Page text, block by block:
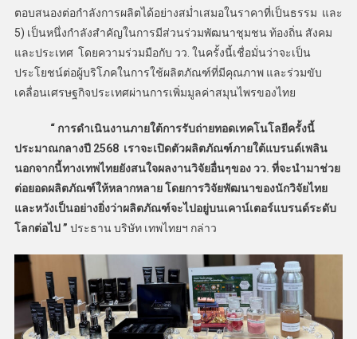
ตอบสนองต่อกำลังการผลิตได้อย่างสม่ำเสมอในราคาที่เป็นธรรม และ
5) เป็นหนึ่งกำลังสำคัญในการมีส่วนร่วมพัฒนาชุมชน ท้องถิ่น สังคม
และประเทศ โดยความร่วมมือกับ วว. ในครั้งนี้เชื่อมั่นว่าจะเป็น
ประโยชน์ต่อผู้บริโภคในการใช้ผลิตภัณฑ์ที่มีคุณภาพ และร่วมขับ
เคลื่อนเศรษฐกิจประเทศผ่านการเพิ่มมูลค่าสมุนไพรของไทย
“ การดำเนินงานภายใต้การรับถ่ายทอดเทคโนโลยีครั้งนี้
ประมาณกลางปี 2568 เราจะเปิดตัวผลิตภัณฑ์ภายใต้แบรนด์เพลิน
นอกจากนี้ทางเทพไทยยังสนใจผลงานวิจัยอื่นๆของ วว. ที่จะนำมาช่วย
ต่อยอดผลิตภัณฑ์ให้หลากหลาย โดยการวิจัยพัฒนาของนักวิจัยไทย
และหวังเป็นอย่างยิ่งว่าผลิตภัณฑ์จะไปอยู่บนเคาน์เตอร์แบรนด์ระดับ
โลกต่อไป ” ประธาน บริษัท เทพไทยฯ กล่าว